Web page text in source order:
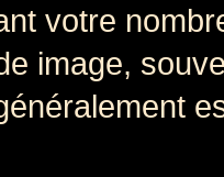
votre
image,